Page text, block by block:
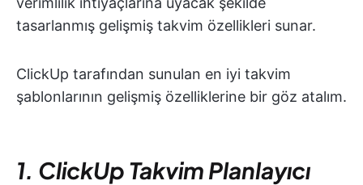
tasarlanmış gelişmiş takvim özellikleri sunar.
ClickUp tarafından sunulan en iyi takvim
şablonlarının gelişmiş özelliklerine bir göz atalım.
1. ClickUp Takvim Planlayıcı